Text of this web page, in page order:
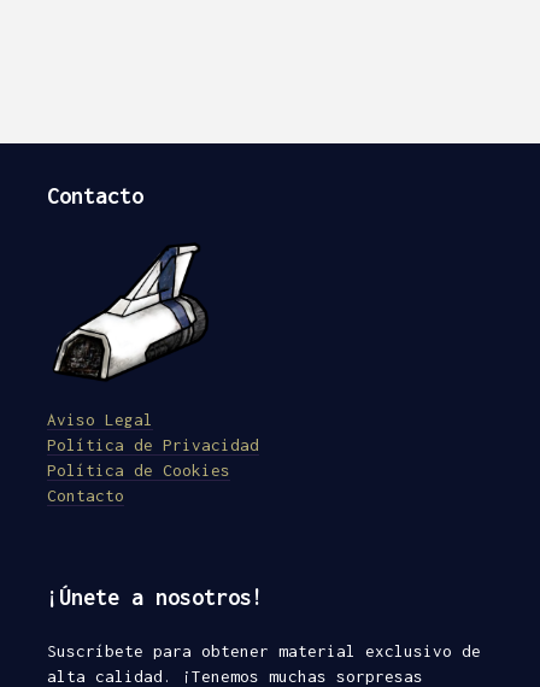
Contacto
Aviso Legal
Política de Privacidad
Política de Cookies
Contacto
¡Únete a nosotros!
Suscríbete para obtener material exclusivo de
alta calidad. ¡Tenemos muchas sorpresas